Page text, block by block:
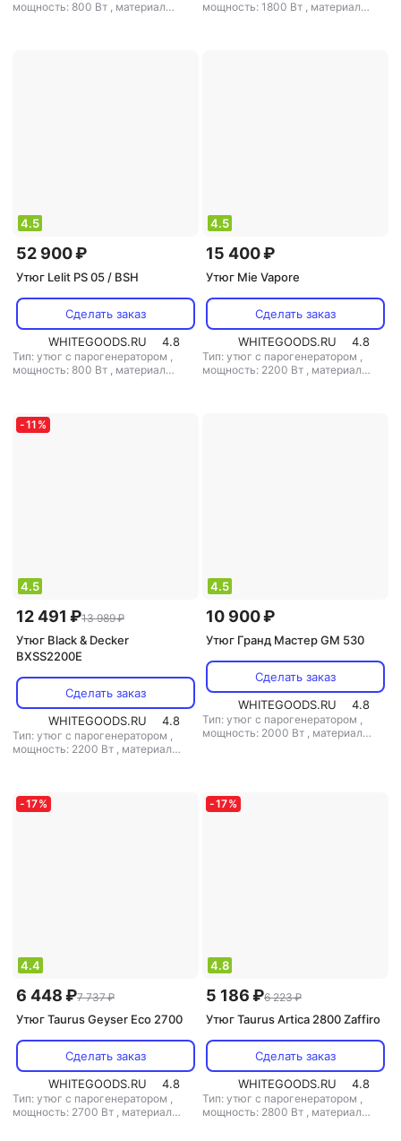
мощность: 800 Вт , материал
мощность: 1800 Вт , материал
4.5
52 900 ₽
Утюг Lelit PS 05 / BSH
Сделать заказ
WHITEGOODS.RU
4.8
Тип: утюг с парогенератором ,
мощность: 800 Вт , материал
4.5
15 400 ₽
Утюг Mie Vapore
Сделать заказ
WHITEGOODS.RU
4.8
Тип: утюг с парогенератором ,
мощность: 2200 Вт , материал
-11 %
4.5
12 491 ₽13 989 ₽
Утюг Black & Decker
BXSS2200E
Сделать заказ
WHITEGOODS.RU
4.8
Тип: утюг с парогенератором ,
мощность: 2200 Вт , материал
4.5
10 900 ₽
Утюг Гранд Мастер GM 530
Сделать заказ
WHITEGOODS.RU
4.8
Тип: утюг с парогенератором ,
мощность: 2000 Вт , материал
-17%
4.4
6 448 ₽7 737 ₽
Утюг Taurus Geyser Eco 2700
Сделать заказ
WHITEGOODS.RU
4.8
Тип: утюг с парогенератором ,
мощность: 2700 Вт , материал
-17%
4.8
5 186 ₽6 223 ₽
Утюг Taurus Artica 2800 Zaffiro
Сделать заказ
WHITEGOODS.RU
4.8
Тип: утюг с парогенератором ,
мощность: 2800 Вт , материал